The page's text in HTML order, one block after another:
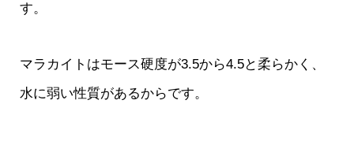
す。
マラカイトはモース硬度が3.5から4.5と柔らかく、
水に弱い性質があるからです。